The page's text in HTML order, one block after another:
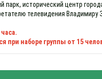
парк, исторический центр
телевидения
при наборе группы от 15